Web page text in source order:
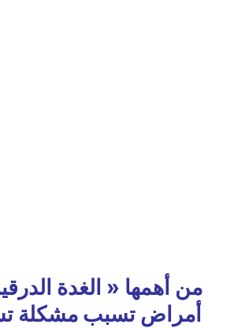
أمراض تسبب مشكلة